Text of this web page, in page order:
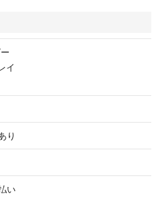
いものは研磨処理をしています☆
差が若干発生する場合がございま
やシールが付着している物があり
品は画像にて確認お願い致します
予備がある時のみレンタル中古ケ
番号はありません
になりますので到着迄、日数を要す
ません
イ
り
い